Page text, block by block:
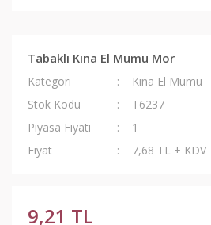
Tabaklı Kına El Mumu Mor
Kategori
Kına El Mumu
Stok Kodu
T6237
Piyasa Fiyatı
1
Fiyat
7,68 TL + KDV
9,21 TL